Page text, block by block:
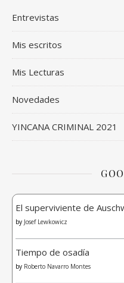
Entrevistas
Mis escritos
Mis Lecturas
Novedades
YINCANA CRIMINAL 2021
El superviviente de
by Josef Lewkowicz
Tiempo de osadía
by Roberto Navarro Montes